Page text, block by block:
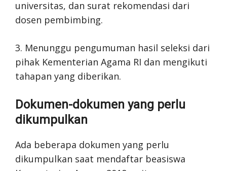
universitas, dan surat rekomendasi dari
dosen pembimbing.
3. Menunggu pengumuman hasil seleksi dari
pihak Kementerian Agama RI dan mengikuti
tahapan yang diberikan.
Dokumen-dokumen yang perlu
dikumpulkan
Ada beberapa dokumen yang perlu
dikumpulkan saat mendaftar beasiswa